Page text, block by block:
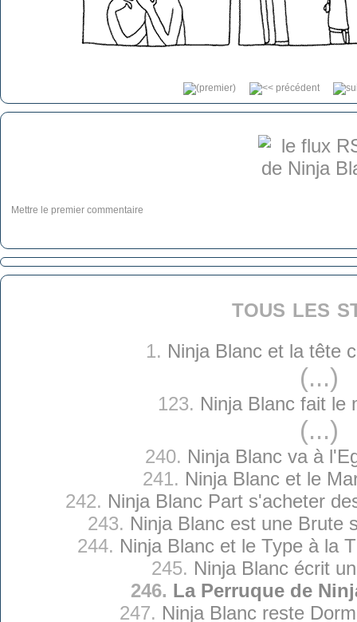
Mettre le premier commentaire
tous les
1. Ninja Blanc et la tête
(...)
123. Ninja Blanc fait le
(...)
240. Ninja Blanc va à
241. Ninja Blanc et le
242. Ninja Blanc Part s'acheter
243. Ninja Blanc est une Brute
244. Ninja Blanc et le Type à la
245. Ninja Blanc écrit
246. La Perruque de
247. Ninja Blanc reste